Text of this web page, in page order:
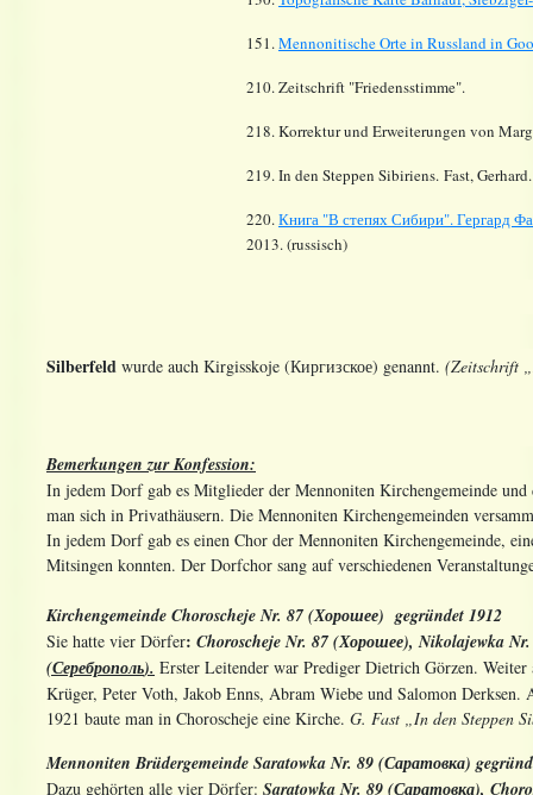
151.Mennonitische Orte in Russland in
210. Zeitschrift "Friedensstimme".
218. Korrektur und Erweiterungen von
219. In den Steppen Sibiriens. Fast,
220.Книга "В степях Сибири". Гергард
2013. (russisch)
Silberfeld wurde auch Kirgisskoje (Киргизское) genannt. (Zeitschrift
Bemerkungen zur Konfession:
In jedem Dorf gab es Mitglieder der Mennoniten Kirchengemeinde
man sich in Privathäusern. Die Mennoniten Kirchengemeinden
In jedem Dorf gab es einen Chor der Mennoniten Kirchengemeinde,
Mitsingen konnten. Der Dorfchor sang auf verschiedenen
Kirchengemeinde Choroscheje Nr. 87 (Хорошее) gegründet 1912
Sie hatte vier Dörfer: Choroscheje Nr. 87 (Хорошее), Nikolajewka
(Сереброполь). Erster Leitender war Prediger Dietrich Görzen. Weiter
Krüger, Peter Voth, Jakob Enns, Abram Wiebe und Salomon
1921 baute man in Choroscheje eine Kirche. G. Fast „In den Steppen
Mennoniten Brüdergemeinde Saratowka Nr. 89 (Саратовка)
Dazu gehörten alle vier Dörfer: Saratowka Nr. 89 (Саратовка),